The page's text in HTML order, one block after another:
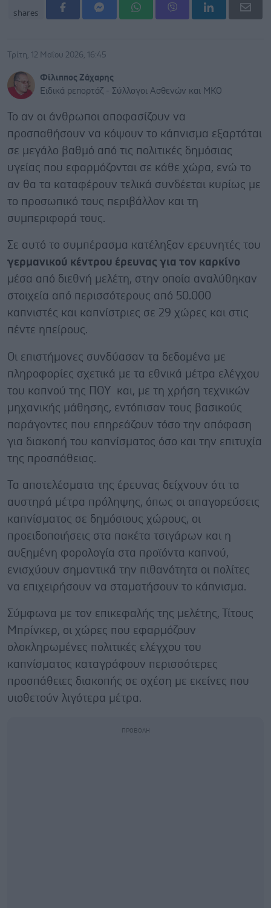
shares
Τρίτη, 12 Μαΐου 2026, 16:45
Φίλιππος Ζάχαρης
Ειδικά ρεπορτάζ - Σύλλογοι Ασθενών και ΜΚΟ
Το αν οι άνθρωποι αποφασίζουν να
προσπαθήσουν να κόψουν το κάπνισμα εξαρτάται
σε μεγάλο βαθμό από τις πολιτικές δημόσιας
υγείας που εφαρμόζονται σε κάθε χώρα, ενώ το
αν θα τα καταφέρουν τελικά συνδέεται κυρίως με
το προσωπικό τους περιβάλλον και τη
συμπεριφορά τους.
Σε αυτό το συμπέρασμα κατέληξαν ερευνητές του
γερμανικού κέντρου έρευνας για τον καρκίνο
μέσα από διεθνή μελέτη, στην οποία αναλύθηκαν
στοιχεία από περισσότερους από 50.000
καπνιστές και καπνίστριες σε 29 χώρες και στις
πέντε ηπείρους.
Οι επιστήμονες συνδύασαν τα δεδομένα με
πληροφορίες σχετικά με τα εθνικά μέτρα ελέγχου
του καπνού της ΠΟΥ και, με τη χρήση τεχνικών
μηχανικής μάθησης, εντόπισαν τους βασικούς
παράγοντες που επηρεάζουν τόσο την απόφαση
για διακοπή του καπνίσματος όσο και την επιτυχία
της προσπάθειας.
Τα αποτελέσματα της έρευνας δείχνουν ότι τα
αυστηρά μέτρα πρόληψης, όπως οι απαγορεύσεις
καπνίσματος σε δημόσιους χώρους, οι
προειδοποιήσεις στα πακέτα τσιγάρων και η
αυξημένη φορολογία στα προϊόντα καπνού,
ενισχύουν σημαντικά την πιθανότητα οι πολίτες
να επιχειρήσουν να σταματήσουν το κάπνισμα.
Σύμφωνα με τον επικεφαλής της μελέτης, Τίτους
Μπρίνκερ, οι χώρες που εφαρμόζουν
ολοκληρωμένες πολιτικές ελέγχου του
καπνίσματος καταγράφουν περισσότερες
προσπάθειες διακοπής σε σχέση με εκείνες που
υιοθετούν λιγότερα μέτρα.